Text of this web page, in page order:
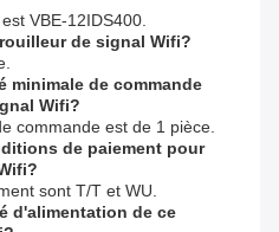
VBE-12IDS400.
de signal Wifi?
minimale de commande
Wifi?
commande est de 1 pièce.
de paiement pour
sont T/T et WU.
d'alimentation de ce